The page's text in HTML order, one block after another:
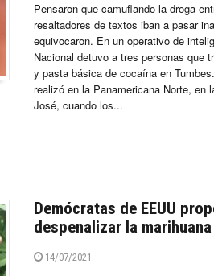
Pensaron que camuflando la droga
resaltadores de textos iban a pasar
equivocaron. En un operativo de
Nacional detuvo a tres personas que
y pasta básica de cocaína en
realizó en la Panamericana Norte, en
José, cuando los...
Demócratas de EEUU
despenalizar la
14/07/2021